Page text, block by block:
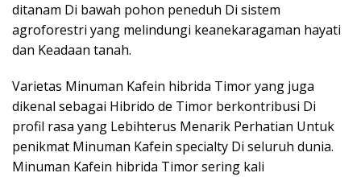
ditanam Di bawah pohon peneduh Di sistem
agroforestri yang melindungi keanekaragaman hayati
dan Keadaan tanah.
Varietas Minuman Kafein hibrida Timor yang juga
dikenal sebagai Hibrido de Timor berkontribusi Di
profil rasa yang Lebihterus Menarik Perhatian Untuk
penikmat Minuman Kafein specialty Di seluruh dunia.
Minuman Kafein hibrida Timor sering kali